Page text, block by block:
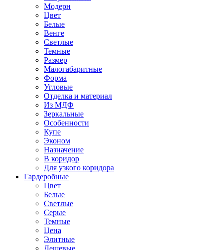
Модерн
Цвет
Белые
Венге
Светлые
Темные
Размер
Малогабаритные
Форма
Угловые
Отделка и материал
Из МДФ
Зеркальные
Особенности
Купе
Эконом
Назначение
В коридор
Для узкого коридора
Гардеробные
Цвет
Белые
Светлые
Серые
Темные
Цена
Элитные
Дешевые